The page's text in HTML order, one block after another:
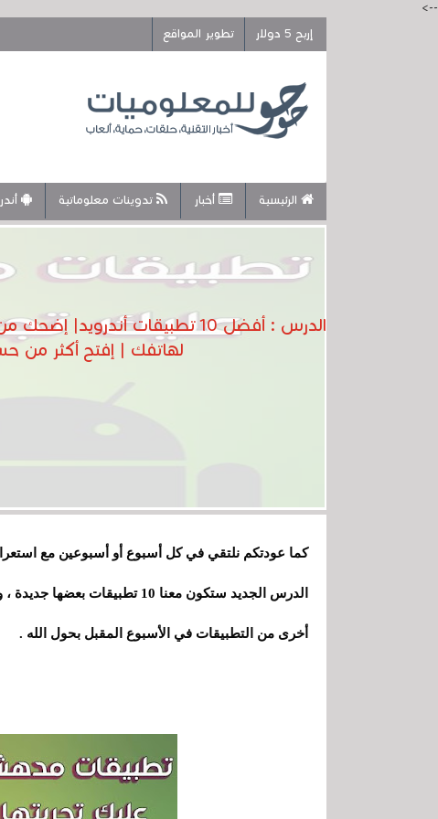
-->
إربح 5 دولار
تطوير المواقع
الرئيسية أخبار تدوينات معلوماتية
الدرس : أفضل 10 تطبيقات
لهاتفك | إفتح أكثر من
كما عودتكم نلتقي في كل أسبوع أو أسبوعين مع
الدرس الجديد ستكون معنا 10
أخرى من التطبيقات في الأسبوع المقبل بحول الله .